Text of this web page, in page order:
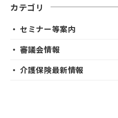
カテゴリ
・ セミナー等案内
・ 審議会情報
・ 介護保険最新情報